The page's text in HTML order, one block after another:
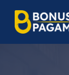
contenuto